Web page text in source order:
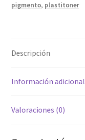
pigmento, plastitoner
Descripción
Información adicional
Valoraciones (0)